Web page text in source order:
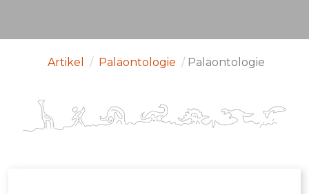
Artikel / Paläontologie / Paläontologie